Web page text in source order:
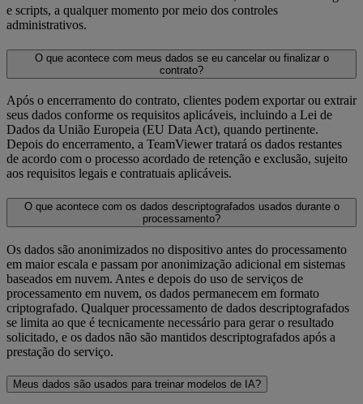
e scripts, a qualquer momento por meio dos controles
administrativos.
O que acontece com meus dados se eu cancelar ou finalizar o
contrato?
Após o encerramento do contrato, clientes podem exportar ou extrair
seus dados conforme os requisitos aplicáveis, incluindo a Lei de
Dados da União Europeia (EU Data Act), quando pertinente.
Depois do encerramento, a TeamViewer tratará os dados restantes
de acordo com o processo acordado de retenção e exclusão, sujeito
aos requisitos legais e contratuais aplicáveis.
O que acontece com os dados descriptografados usados durante o
processamento?
Os dados são anonimizados no dispositivo antes do processamento
em maior escala e passam por anonimização adicional em sistemas
baseados em nuvem. Antes e depois do uso de serviços de
processamento em nuvem, os dados permanecem em formato
criptografado. Qualquer processamento de dados descriptografados
se limita ao que é tecnicamente necessário para gerar o resultado
solicitado, e os dados não são mantidos descriptografados após a
prestação do serviço.
Meus dados são usados para treinar modelos de IA?